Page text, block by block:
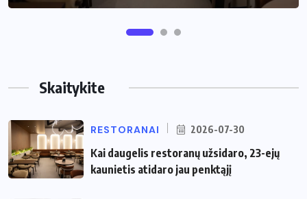
Skaitykite
RESTORANAI 2026-07-30
Kai daugelis restoranų užsidaro, 23-ejų
kaunietis atidaro jau penktąjį